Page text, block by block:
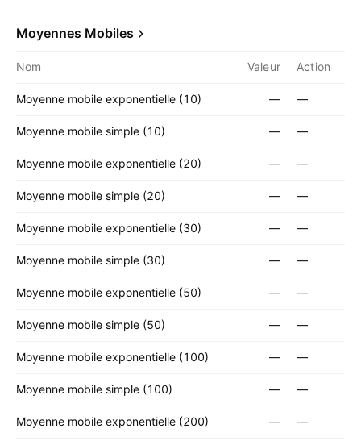
Moyennes Mobiles
Nom Valeur Action
Moyenne mobile exponentielle (10) — —
Moyenne mobile simple (10) — —
Moyenne mobile exponentielle (20) — —
Moyenne mobile simple (20) — —
Moyenne mobile exponentielle (30) — —
Moyenne mobile simple (30) — —
Moyenne mobile exponentielle (50) — —
Moyenne mobile simple (50) — —
Moyenne mobile exponentielle (100) — —
Moyenne mobile simple (100) — —
Moyenne mobile exponentielle (200) — —